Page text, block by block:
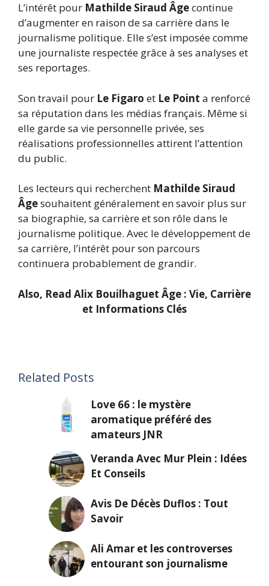
L’intérêt pour Mathilde Siraud Âgecontinue
d’augmenter en raison de sa carrière dans le
journalisme politique. Elle s’est imposée comme
une journaliste respectée grâce à ses analyses et
ses reportages.
Son travail pour Le Figaro et Le Point a renforcé
sa réputation dans les médias français. Même si
elle garde sa vie personnelle privée, ses
réalisations professionnelles attirent l’attention
du public.
Les lecteurs qui recherchent Mathilde Siraud
Âgesouhaitent généralement en savoir plus sur
sa biographie, sa carrière et son rôle dans le
journalisme politique. Avec le développement de
sa carrière, l’intérêt pour son parcours
continuera probablement de grandir.
Also, Read Alix Bouilhaguet Âge : Vie, Carrière
et Informations Clés
Related Posts
Love 66 : le mystère
aromatique préféré des
amateurs JNR
Veranda Avec Mur Plein : Idées
Et Conseils
Avis De Décès Duflos : Tout
Savoir
Ali Amar et les controverses
entourant son journalisme